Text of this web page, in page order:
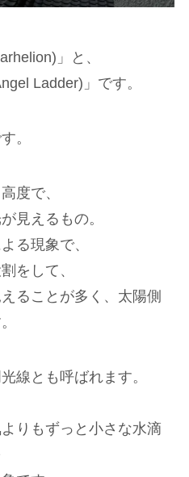
」と、
Ladder)」です。
。
度で、
見えるもの。
る現象で、
をして、
ることが多く、太陽側
線とも呼ばれます。
りもずっと小さな水滴